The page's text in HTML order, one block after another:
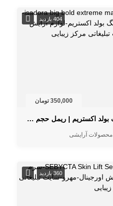
404 بازدید
350,000 تومان
ریمل ایزادورا نارنجی مدل بیگ بولد اکستریم | ریمل حجم دهنده و بلندکننده
محصولات آرایشی
360 بازدید